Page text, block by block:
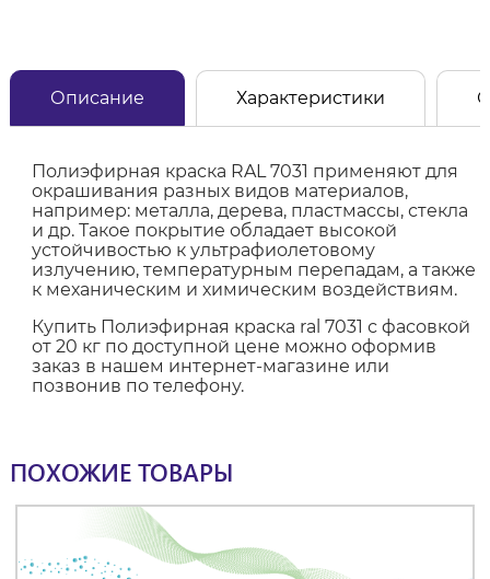
Описание Характеристики
Полиэфирная краска RAL 7031 применяют для
окрашивания разных видов материалов,
например: металла, дерева, пластмассы, стекла
и др. Такое покрытие обладает высокой
устойчивостью к ультрафиолетовому
излучению, температурным перепадам, а также
к механическим и химическим воздействиям.
Купить Полиэфирная краска ral 7031 с фасовкой
от 20 кг по доступной цене можно оформив
заказ в нашем интернет-магазине или
позвонив по телефону.
ПОХОЖИЕ ТОВАРЫ